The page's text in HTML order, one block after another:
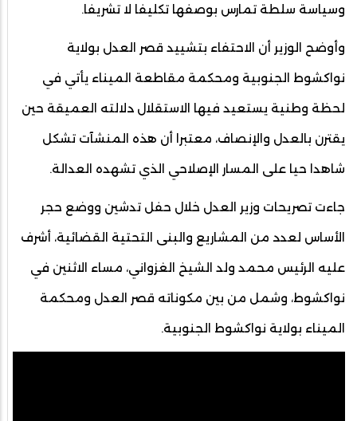
وسياسة سلطة تمارس بوصفها تكليفا لا تشريفا.
وأوضح الوزير أن الاحتفاء بتشييد قصر العدل بولاية
نواكشوط الجنوبية ومحكمة مقاطعة الميناء يأتي في
لحظة وطنية يستعيد فيها الاستقلال دلالته العميقة حين
يقترن بالعدل والإنصاف، معتبرا أن هذه المنشآت تشكل
شاهدا حيا على المسار الإصلاحي الذي تشهده العدالة.
جاءت تصريحات وزير العدل خلال حفل تدشين ووضع حجر
الأساس لعدد من المشاريع والبنى التحتية القضائية، أشرف
عليه الرئيس محمد ولد الشيخ الغزواني، مساء الاثنين في
نواكشوط، وشمل من بين مكوناته قصر العدل ومحكمة
الميناء بولاية نواكشوط الجنوبية.